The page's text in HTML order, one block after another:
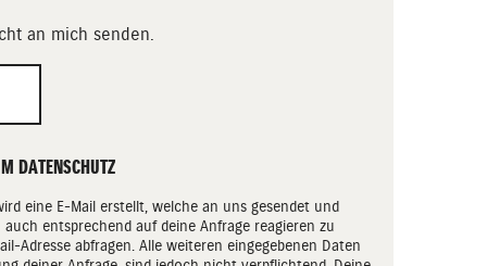
an mich senden.
DATENSCHUTZ
eine E-Mail erstellt, welche an uns gesendet und
entsprechend auf deine Anfrage reagieren zu
Adresse abfragen. Alle weiteren eingegebenen Daten